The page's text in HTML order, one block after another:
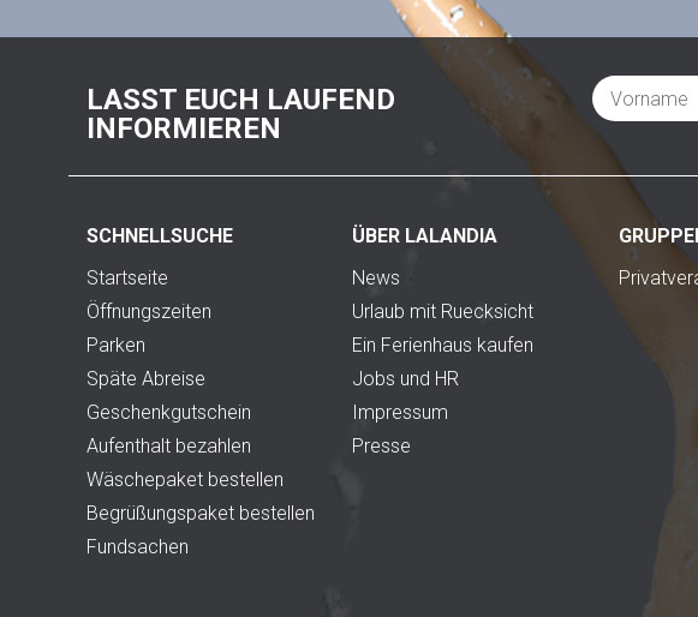
SCHNELLSUCHE
Startseite
Öffnungszeiten
Parken
Späte Abreise
Geschenkgutschein
Aufenthalt bezahlen
Wäschepaket bestellen
Begrüßungspaket bestellen
Fundsachen
ÜBER LALANDIA
News
Urlaub mit Ruecksicht
Ein Ferienhaus kaufen
Jobs und HR
Impressum
Presse
LASST EUCH LAUFEND
INFORMIEREN